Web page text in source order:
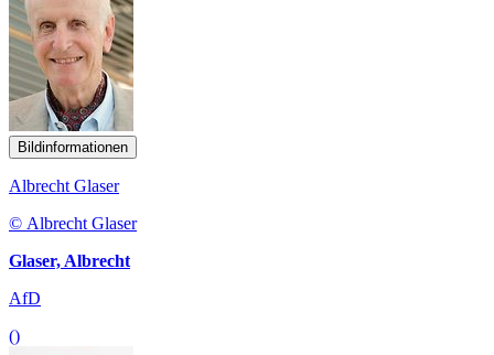
Bildinformationen
Albrecht Glaser
© Albrecht Glaser
Glaser, Albrecht
AfD
()